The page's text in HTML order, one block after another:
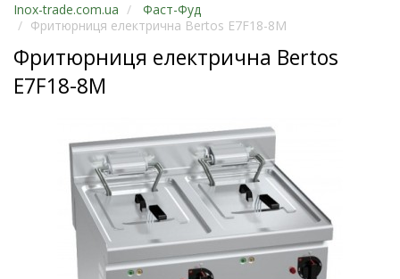
Inox-trade.com.ua
Фаст-Фуд
Фритюрниця електрична Bertos E7F18-8M
Фритюрниця електрична Bertos
E7F18-8M